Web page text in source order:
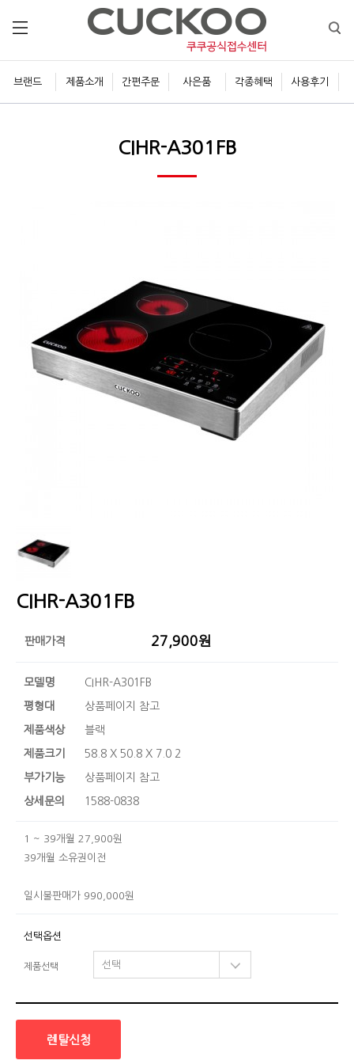
브랜드 제품소개 간편주문 사은품 각종혜택 사용후기
CIHR-A301FB
CIHR-A301FB
판매가격 27,900원
모델명 CIHR-A301FB
평형대 상품페이지 참고
제품색상 블랙
제품크기 58.8 X 50.8 X 7.0 2
부가기능 상품페이지 참고
상세문의 1588-0838
1 ~ 39개월 27,900원
39개월 소유권이전
일시불판매가 990,000원
선택옵션
제품선택
렌탈신청